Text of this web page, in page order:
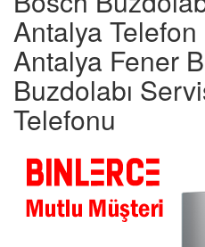
Antalya Telefon
Antalya Fener
Buzdolabı
Telefonu